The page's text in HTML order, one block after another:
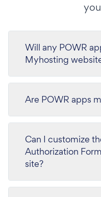
Will any POWR
Myhosting
Are POWR apps
Can I customize
Authorization
site?